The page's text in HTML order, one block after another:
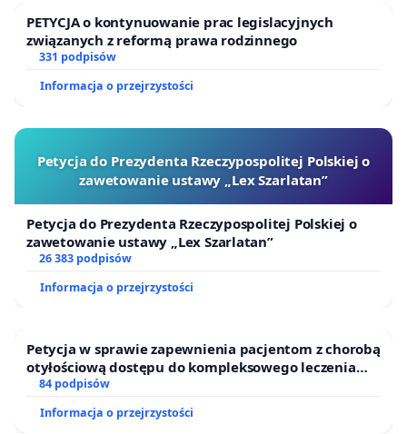
PETYCJA o kontynuowanie prac legislacyjnych
związanych z reformą prawa rodzinnego
331 podpisów
Informacja o przejrzystości
Petycja do Prezydenta Rzeczypospolitej Polskiej o
zawetowanie ustawy „Lex Szarlatan”
Petycja do Prezydenta Rzeczypospolitej Polskiej o
zawetowanie ustawy „Lex Szarlatan”
26 383 podpisów
Informacja o przejrzystości
Petycja w sprawie zapewnienia pacjentom z chorobą
otyłościową dostępu do kompleksowego leczenia
oraz programów profilaktycznych.
84 podpisów
Informacja o przejrzystości